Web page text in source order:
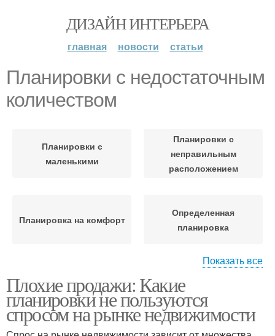
ДИЗАЙН ИНТЕРЬЕРА
главная новости статьи
Планировки с недостаточным
количеством
Планировки с
маленькими
Планировки с
неправильным
расположением
Планировка на комфорт
Определенная
планировка
покупки
Квартиры с
определенными
планировками
Показать все
Плохие продажи: Какие
планировки не пользуются
спросом на рынке недвижимости